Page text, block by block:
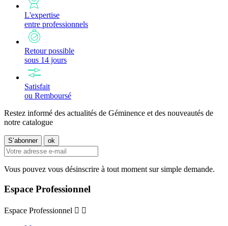
L'expertise
entre professionnels
Retour possible
sous 14 jours
Satisfait
ou Remboursé
Restez informé des actualités de Géminence et des nouveautés de
notre catalogue
Vous pouvez vous désinscrire à tout moment sur simple demande.
Espace Professionnel
Espace Professionnel  